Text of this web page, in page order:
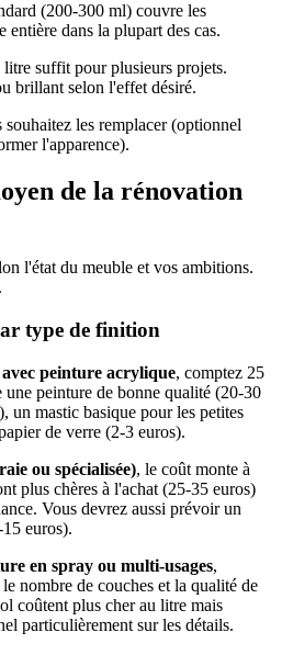
(200-300 ml) couvre les
dans la plupart des cas.
litre suffit pour plusieurs projets.
brillant selon l'effet désiré.
souhaitez les remplacer (optionnel
l'apparence).
de la rénovation
l'état du meuble et vos ambitions.
type de finition
peinture acrylique, comptez 25
peinture de bonne qualité (20-30
un mastic basique pour les petites
de verre (2-3 euros).
ou spécialisée), le coût monte à
plus chères à l'achat (25-35 euros)
Vous devrez aussi prévoir un
euros).
en spray ou multi-usages,
nombre de couches et la qualité de
coûtent plus cher au litre mais
particulièrement sur les détails.